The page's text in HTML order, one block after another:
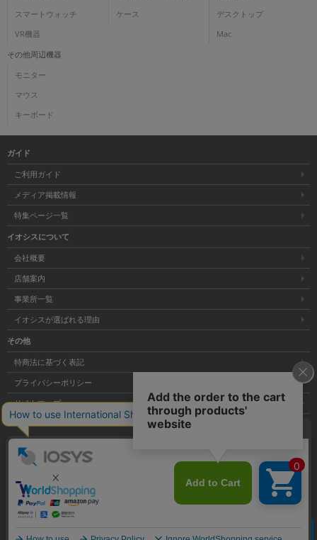
スマートウォッチ
VR機器
ケース デスクトップ
Mac
その他周辺機器
モニター
マウス
キーボード
ガイド
ご利用ガイド
メディア掲載情報
特集ページ一覧
イオシスについて
会社概要
店舗案内
事業所一覧
イオシスが選ばれる理由
その他
特商法に基づく表記
プライバシーポリシー
サイトマップ
大阪府公安委員会発行 古物商許可証 第621121002176号
Copyright © 株式会社イオシス All Rights Reserved. クリア